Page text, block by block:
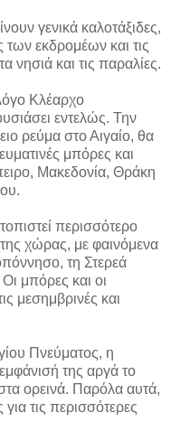
γενικά καλοτάξιδες,
των εκδρομέων και τις
και τις παραλίες.
Κλέαρχο
εντελώς. Την
ρεύμα στο Αιγαίο, θα
μπόρες και
Μακεδονία, Θράκη
περισσότερο
της χώρας, με φαινόμενα
τη Στερεά
μπόρες και οι
μεσημβρινές και
Πνεύματος, η
της αργά το
ορεινά. Παρόλα αυτά,
τις περισσότερες